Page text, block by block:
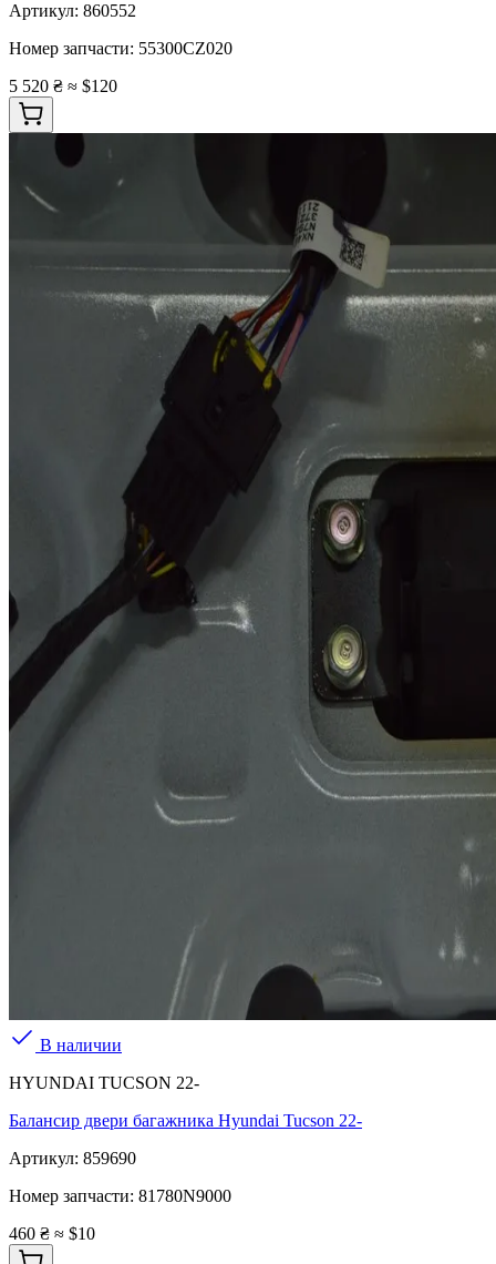
Артикул: 860552
Номер запчасти: 55300CZ020
5 520 ₴ ≈ $120
В наличии
HYUNDAI TUCSON 22-
Балансир двери багажника Hyundai Tucson 22-
Артикул: 859690
Номер запчасти: 81780N9000
460 ₴ ≈ $10